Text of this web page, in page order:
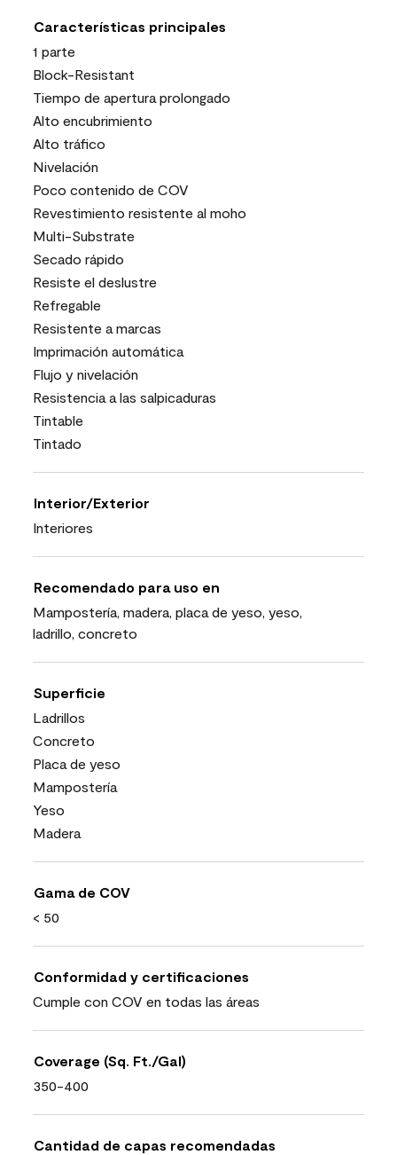
Características principales
1 parte
Block-Resistant
Tiempo de apertura prolongado
Alto encubrimiento
Alto tráfico
Nivelación
Poco contenido de COV
Revestimiento resistente al moho
Multi-Substrate
Secado rápido
Resiste el deslustre
Refregable
Resistente a marcas
Imprimación automática
Flujo y nivelación
Resistencia a las salpicaduras
Tintable
Tintado
Interior/Exterior
Interiores
Recomendado para uso en
Mampostería, madera, placa de yeso, yeso,
ladrillo, concreto
Superficie
Ladrillos
Concreto
Placa de yeso
Mampostería
Yeso
Madera
Gama de COV
< 50
Conformidad y certificaciones
Cumple con COV en todas las áreas
Coverage (Sq. Ft./Gal)
350-400
Cantidad de capas recomendadas